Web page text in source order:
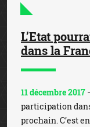
L’Etat
dans la
11 décembre 2017
participation
prochain. C’est